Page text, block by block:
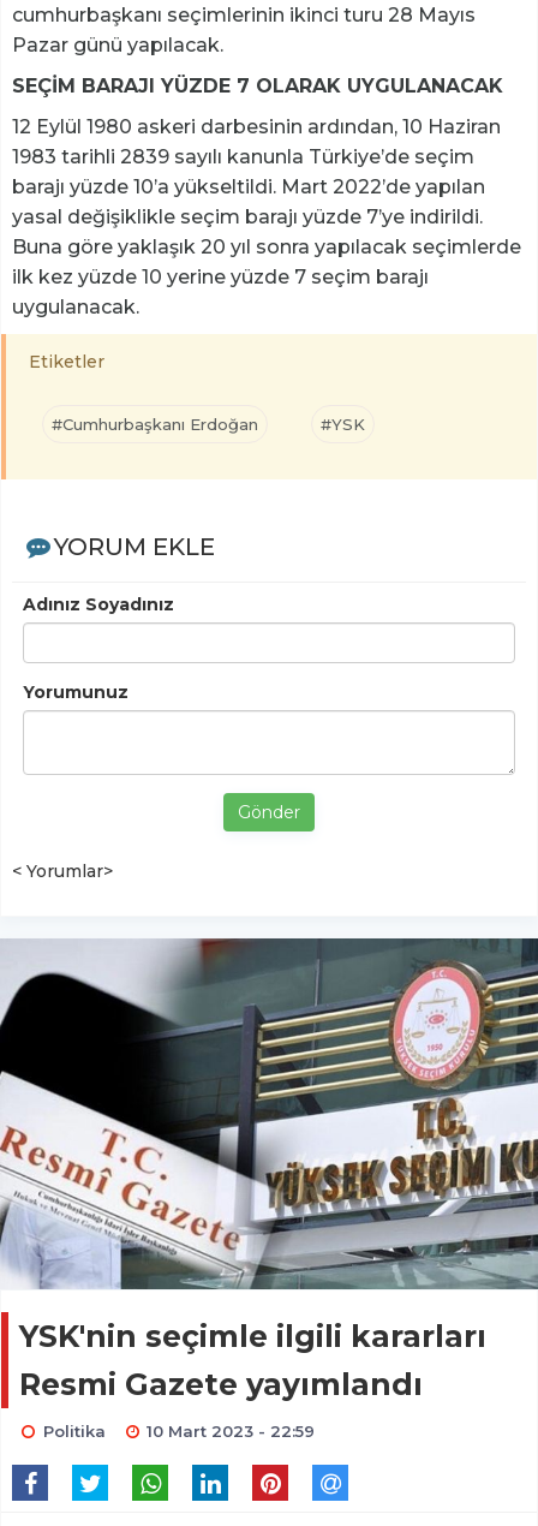
cumhurbaşkanı seçimlerinin ikinci turu 28 Mayıs
Pazar günü yapılacak.
SEÇİM BARAJI YÜZDE 7 OLARAK UYGULANACAK
12 Eylül 1980 askeri darbesinin ardından, 10 Haziran
1983 tarihli 2839 sayılı kanunla Türkiye’de seçim
barajı yüzde 10’a yükseltildi. Mart 2022’de yapılan
yasal değişiklikle seçim barajı yüzde 7’ye indirildi.
Buna göre yaklaşık 20 yıl sonra yapılacak seçimlerde
ilk kez yüzde 10 yerine yüzde 7 seçim barajı
uygulanacak.
Etiketler
#Cumhurbaşkanı Erdoğan #YSK
YORUM EKLE
Adınız Soyadınız
Yorumunuz
Gönder
< Yorumlar>
YSK'nin seçimle ilgili kararları
Resmi Gazete yayımlandı
Politika 10 Mart 2023 - 22:59